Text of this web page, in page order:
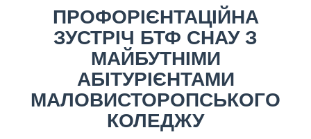
ПРОФОРІЄНТАЦІЙНА
ЗУСТРІЧ БТФ СНАУ З
МАЙБУТНІМИ
АБІТУРІЄНТАМИ
МАЛОВИСТОРОПСЬКОГО
КОЛЕДЖУ